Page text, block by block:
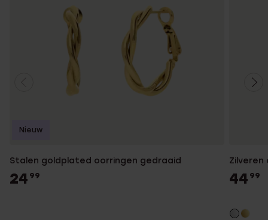
Stalen goldplated oorringen gedraaid
24 99
Nieuw
Zilveren
44 99